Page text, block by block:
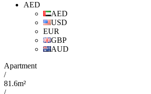
AED
AED
USD
EUR
GBP
AUD
Apartment
/
81.6m²